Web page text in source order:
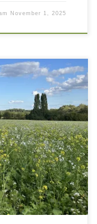
November 1, 2025
2025 mit
der letzten
Form.